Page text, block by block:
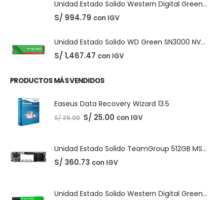
original
era:
S/ 220.00.
actual
es:
S/ 210.00.
S/994.79 con IGV
S/1,467.47 con IGV
PRODUCTOS MÁS VENDIDOS
Easeus Data Recovery Wizard 13.5